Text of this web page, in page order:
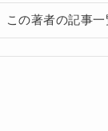
この著者の記事一